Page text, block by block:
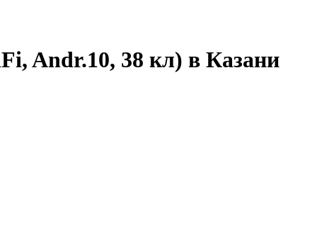
Andr.10, 38 кл) в Казани